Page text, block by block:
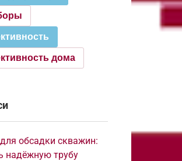
дома
обсадки скважин:
надёжную трубу